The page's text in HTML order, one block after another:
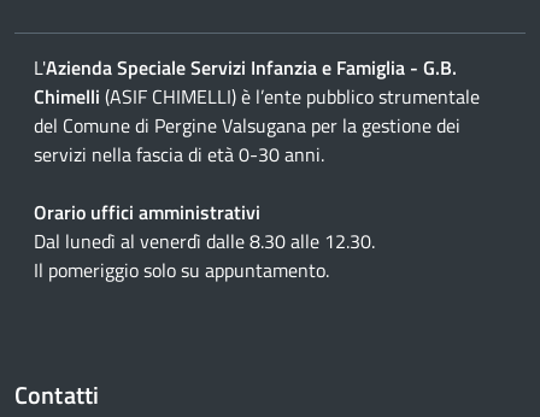
L'Azienda Speciale Servizi Infanzia e Famiglia - G.B.
Chimelli (ASIF CHIMELLI) è l’ente pubblico strumentale
del Comune di Pergine Valsugana per la gestione dei
servizi nella fascia di età 0-30 anni.
Orario uffici amministrativi
Dal lunedì al venerdì dalle 8.30 alle 12.30.
Il pomeriggio solo su appuntamento.
Contatti